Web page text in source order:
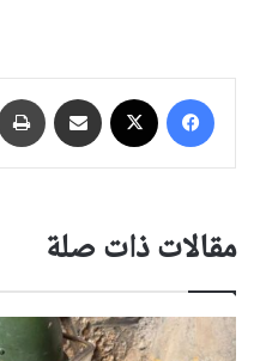
فيسبوك مشاركة عبر البريد
مقالات ذات صلة